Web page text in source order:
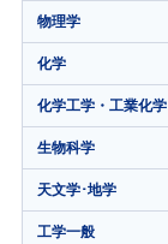
物理学
化学
化学工学・工業化学
生物科学
天文学･地学
工学一般